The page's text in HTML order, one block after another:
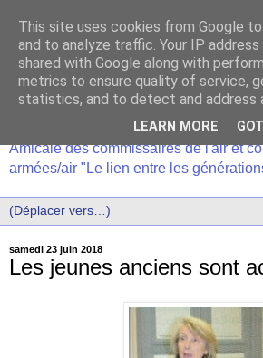
Amicale des commissaires de l'air et
armées/air "Le lien entre les
samedi 23 juin 2018
Les jeunes anciens sont
This site uses cookies from Google
and to analyze traffic. Your IP
shared with Google along with
metrics to ensure quality of service,
statistics, and to detect and address
LEARN MORE